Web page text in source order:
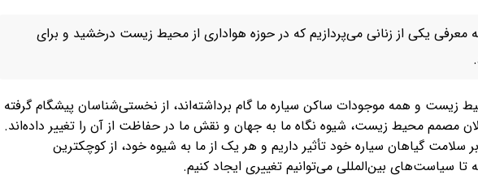
یکی از زنانی می‌پردازیم که در حوزه هواداری از محیط زیست درخشید و برای
زیست و همه موجودات ساکن سیاره ما گام برداشته‌اند، از نخستی‌شناسان پیشگام گرفته
مصمم محیط زیست، شیوه نگاه ما به جهان و نقش ما در حفاظت از آن را تغییر داده‌اند.
سلامت گیاهان سیاره خود تأثیر داریم و هر یک از ما به شیوه خود، از کوچکترین
تا سیاست‌های بین‌المللی می‌توانیم تغییری ایجاد کنیم.